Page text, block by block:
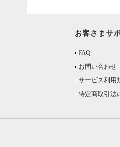
お客さまサ
FAQ
お問い合わせ
サービス利用
特定商取引法